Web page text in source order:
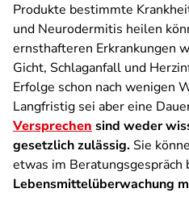
Produkte bestimmte
und Neurodermitis heilen
ernsthafteren Erkrankungen
Gicht, Schlaganfall und
Erfolge schon nach wenigen
Langfristig sei aber eine
Versprechen sind weder
gesetzlich zulässig. Sie
etwas im Beratungsgespräch
Lebensmittelüberwachung